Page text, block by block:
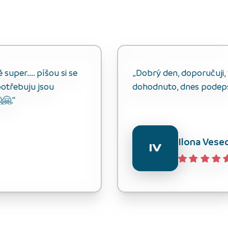
píšou si se
jsou
„Dobrý den,
dohodnuto, dnes
IV Ilona